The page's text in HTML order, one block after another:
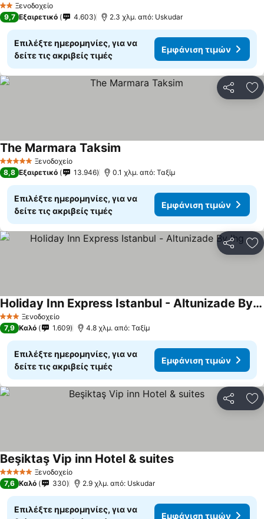
2 ΑστέριαΞενοδοχείο
9,7 Εξαιρετικό 4.603 2.3 χλμ. από: Uskudar
Επιλέξτε ημερομηνίες, για να
δείτε τις ακριβείς τιμές
Εμφάνιση τιμών
5 Αστέρια Ξενοδοχείο
The Marmara Taksim
8,8 Εξαιρετικό 13.946 0.1 χλμ. από: Ταξίμ
Επιλέξτε ημερομηνίες, για να
δείτε τις ακριβείς τιμές
Εμφάνιση τιμών
3 ΑστέριαΞενοδοχείο
Holiday Inn Express Istanbul - Altunizade By Ihg
Εμφάνιση τιμών
7,9 Καλό 1.609 4.8 χλμ. από: Ταξίμ
Επιλέξτε ημερομηνίες, για να
δείτε τις ακριβείς τιμές
Εμφάνιση τιμών
5 Αστέρια Ξενοδοχείο
Beşiktaş Vip inn Hotel & suitesΕμφάνιση τιμών
7,6 Καλό 330 2.9 χλμ. από: Uskudar
Επιλέξτε ημερομηνίες, για να
Εμφάνιση τιμών